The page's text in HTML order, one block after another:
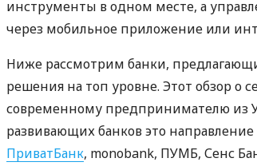
инструменты в одном месте, а
через мобильное приложение или
Ниже рассмотрим банки,
решения на топ уровне. Этот обзор о
современному предпринимателю из
развивающих банков это направление
ПриватБанк, monobank, ПУМБ, Сенс